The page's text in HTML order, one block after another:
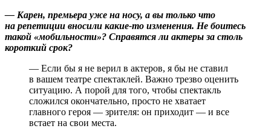
— Карен, премьера уже на носу, а вы только что
на репетиции вносили какие-то изменения. Не боитесь
такой «мобильности»? Справятся ли актеры за столь
короткий срок?
— Если бы я не верил в актеров, я бы не ставил
в вашем театре спектаклей. Важно трезво оценить
ситуацию. А порой для того, чтобы спектакль
сложился окончательно, просто не хватает
главного героя — зрителя: он приходит — и все
встает на свои места.